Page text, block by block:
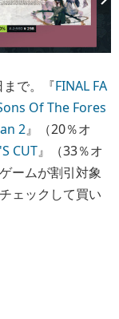
で。『FINAL FA
Of The Fores
2』（20％オ
CUT』（33％オ
ームが割引対象
ェックして買い